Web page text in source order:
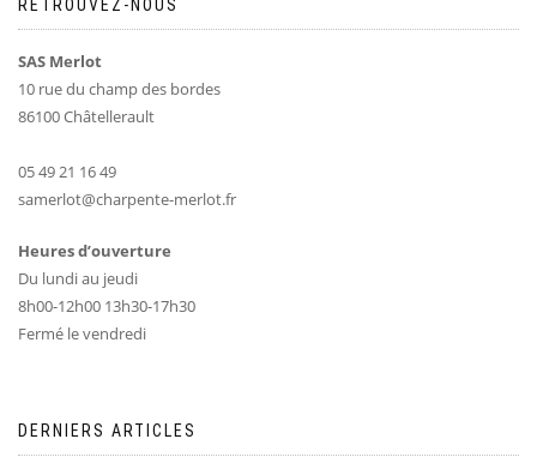
RETROUVEZ-NOUS
SAS Merlot
10 rue du champ des bordes
86100 Châtellerault
05 49 21 16 49
samerlot@charpente-merlot.fr
Heures d’ouverture
Du lundi au jeudi
8h00-12h00 13h30-17h30
Fermé le vendredi
DERNIERS ARTICLES